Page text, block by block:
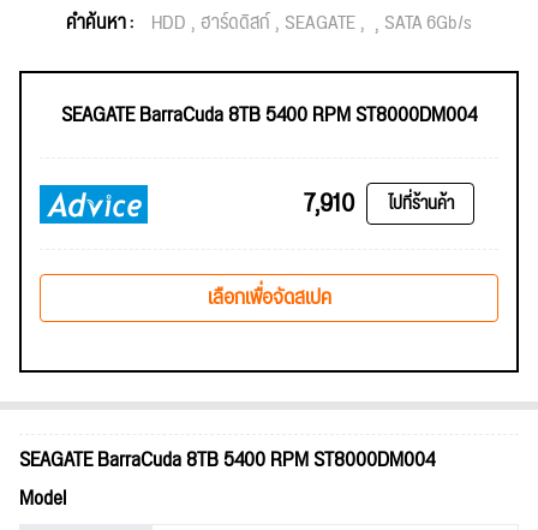
คำค้นหา : HDD ฮาร์ดดิสก์ SEAGATE SATA 6Gb/s
SEAGATE BarraCuda 8TB 5400 RPM ST8000DM004
7,910 ไปที่ร้านค้า
เลือกเพื่อจัดสเปค
SEAGATE BarraCuda 8TB 5400 RPM ST8000DM004
Model